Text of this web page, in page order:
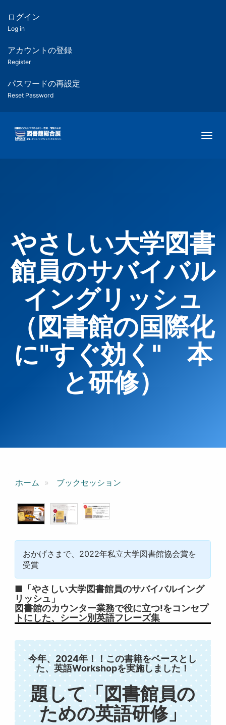
ツ
匿
名
ユ
ー
ー
用
メ
ログイン
Log in
アカウントの登録
Register
パスワードの再設定
Reset Password
やさしい大学図書
館員のサバイバル
イングリッシュ
（図書館の国際化
に"すぐ効く" 本
と研修）
ホーム ブックセッション
おかげさまで、2022年私立大学図書館協会賞を
受賞
■「やさしい大学図書館員のサバイバルイング
リッシュ」
図書館のカウンター業務で役に立つ!をコンセプ
トにした、シーン別英語フレーズ集
今年、2024年！！この書籍をベースとし
た、英語Workshopを実施しました！
題して「図書館員の
ための英語研修」